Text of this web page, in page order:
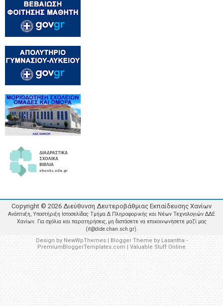
Copyright © 2026 Διεύθυνση Δευτεροβάθμιας Εκπαίδευσης Χανίων
Ανάπτυξη, Υποστήριξη Ιστοσελίδας Τμήμα Δ Πληροφορικής και Νέων Τεχνολογιών ΔΔΕ
Χανίων. Για σχόλια και παρατηρήσεις, μη διστάσετε να επικοινωνήσετε μαζί μας
(it@dide.chan.sch.gr).
Design byNewWpThemes| Blogger Theme byLasantha-
PremiumBloggerTemplates.com| Valuable Stuff Online